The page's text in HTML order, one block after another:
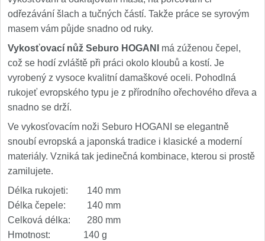
odřezávání šlach a tučných částí. Takže práce se syrovým
masem vám půjde snadno od ruky.
Vykosťovací nůž Seburo HOGANI má zúženou čepel,
což se hodí zvláště při práci okolo kloubů a kostí. Je
vyrobený z vysoce kvalitní damaškové oceli. Pohodlná
rukojeť evropského typu je z přírodního ořechového dřeva a
snadno se drží.
Ve vykosťovacím noži Seburo HOGANI se elegantně
snoubí evropská a japonská tradice i klasické a moderní
materiály. Vzniká tak jedinečná kombinace, kterou si prostě
zamilujete.
Délka rukojeti: 140 mm
Délka čepele: 140 mm
Celková délka: 280 mm
Hmotnost: 140 g